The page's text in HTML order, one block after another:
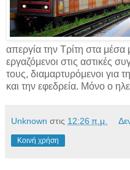
απεργία την Τρίτη στα μέσα
εργαζόμενοι στις αστικές
τους, διαμαρτυρόμενοι για
και την εφεδρεία. Μόνο ο
Unknown στις 12:26 π.μ.
Κοινή χρήση